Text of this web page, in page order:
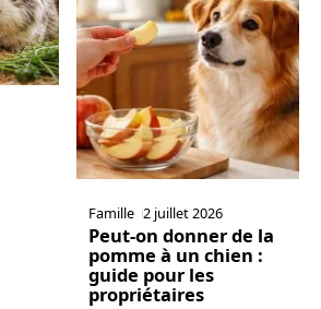
Famille 2 juillet 2026
Peut-on donner de la
pomme à un chien :
guide pour les
propriétaires